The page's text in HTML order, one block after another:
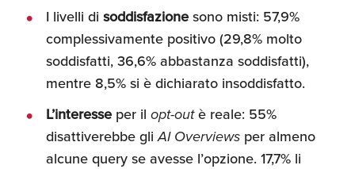
I livelli di soddisfazione sono misti: 57,9%
complessivamente positivo (29,8% molto
soddisfatti, 36,6% abbastanza soddisfatti),
mentre 8,5% si è dichiarato insoddisfatto.
L’interesse per il opt-outè reale: 55%
disattiverebbe gliAI Overviews per almeno
alcune query se avesse l’opzione. 17,7% li